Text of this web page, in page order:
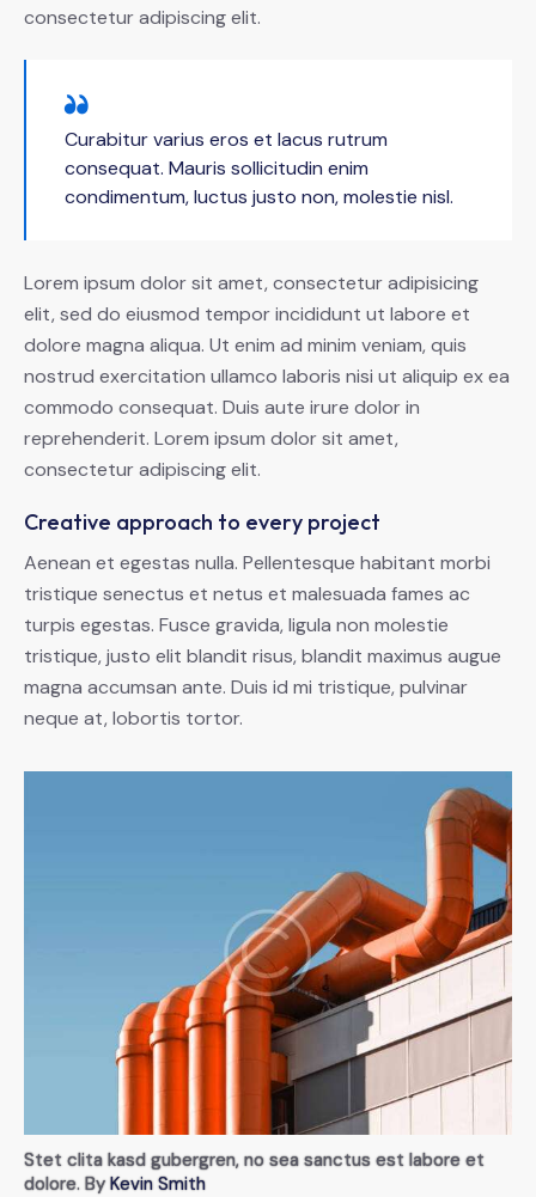
consectetur adipiscing elit.
Curabitur varius eros et lacus rutrum
consequat. Mauris sollicitudin enim
condimentum, luctus justo non, molestie nisl.
Lorem ipsum dolor sit amet, consectetur adipisicing
elit, sed do eiusmod tempor incididunt ut labore et
dolore magna aliqua. Ut enim ad minim veniam, quis
nostrud exercitation ullamco laboris nisi ut aliquip ex ea
commodo consequat. Duis aute irure dolor in
reprehenderit. Lorem ipsum dolor sit amet,
consectetur adipiscing elit.
Creative approach to every project
Aenean et egestas nulla. Pellentesque habitant morbi
tristique senectus et netus et malesuada fames ac
turpis egestas. Fusce gravida, ligula non molestie
tristique, justo elit blandit risus, blandit maximus augue
magna accumsan ante. Duis id mi tristique, pulvinar
neque at, lobortis tortor.
Stet clita kasd gubergren, no sea sanctus est labore et
dolore. ByKevin Smith